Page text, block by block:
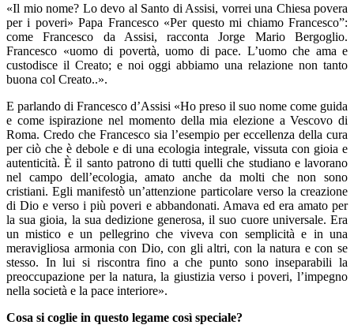
«Il mio nome? Lo devo al Santo di Assisi, vorrei una Chiesa povera
per i poveri» Papa Francesco «Per questo mi chiamo Francesco”:
come Francesco da Assisi, racconta Jorge Mario Bergoglio.
Francesco «uomo di povertà, uomo di pace. L’uomo che ama e
custodisce il Creato; e noi oggi abbiamo una relazione non tanto
buona col Creato..».
E parlando di Francesco d’Assisi «Ho preso il suo nome come guida
e come ispirazione nel momento della mia elezione a Vescovo di
Roma. Credo che Francesco sia l’esempio per eccellenza della cura
per ciò che è debole e di una ecologia integrale, vissuta con gioia e
autenticità. È il santo patrono di tutti quelli che studiano e lavorano
nel campo dell’ecologia, amato anche da molti che non sono
cristiani. Egli manifestò un’attenzione particolare verso la creazione
di Dio e verso i più poveri e abbandonati. Amava ed era amato per
la sua gioia, la sua dedizione generosa, il suo cuore universale. Era
un mistico e un pellegrino che viveva con semplicità e in una
meravigliosa armonia con Dio, con gli altri, con la natura e con se
stesso. In lui si riscontra fino a che punto sono inseparabili la
preoccupazione per la natura, la giustizia verso i poveri, l’impegno
nella società e la pace interiore».
Cosa si coglie in questo legame così speciale?